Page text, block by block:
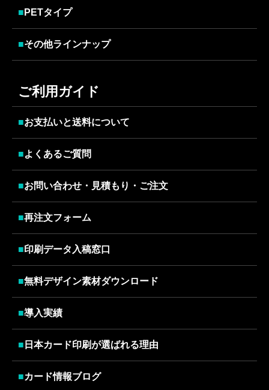
■ PETタイプ
■その他ラインナップ
ご利用ガイド
■お支払いと送料について
■よくあるご質問
■お問い合わせ・見積もり・ご注文
■再注文フォーム
■印刷データ入稿窓口
■無料デザイン素材ダウンロード
■導入実績
■ 日本カード印刷が選ばれる理由
■カード情報ブログ